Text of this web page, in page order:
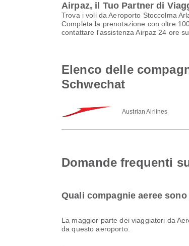
Airpaz, il Tuo Partner di
Trova i voli da Aeroporto Stoccolma
Completa la prenotazione con oltre
contattare l'assistenza Airpaz 24 ore
Elenco delle
Schwechat
Austrian Airlines
Domande frequenti
Quali compagnie aeree
La maggior parte dei viaggiatori da
da questo aeroporto.